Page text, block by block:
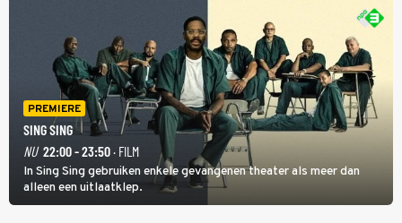
PREMIERE
SING SING
NU 22:00 - 23:50· FILM
In Sing Sing gebruiken enkele gevangenen theater als meer dan
alleen een uitlaatklep.